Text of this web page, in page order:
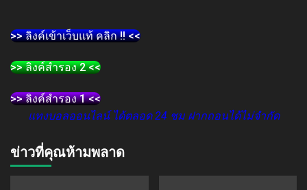
>> ลิงค์เข้าเว็บแท้ คลิก !! <<
>> ลิงค์สำรอง 2 <<
>> ลิงค์สำรอง 1 <<
แทงบอลออนไลน์ ได้ตลอด 24 ชม ฝากถอนได้ไม่จำกัด
ข่าวที่คุณห้ามพลาด